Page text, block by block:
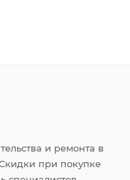
и ремонта в
при покупке